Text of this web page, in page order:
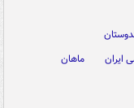
ایران
ماهان